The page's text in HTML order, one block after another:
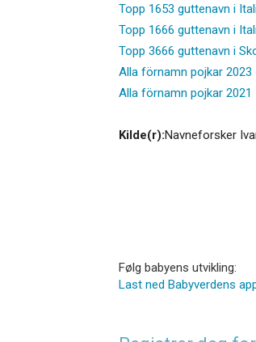
Topp 1653 guttenavn i
Topp 1666 guttenavn i
Topp 3666 guttenavn i
Alla förnamn pojkar 2023
Alla förnamn pojkar 2021
Kilde(r):Navneforsker
Følg babyens utvikling:
Last ned Babyverdens